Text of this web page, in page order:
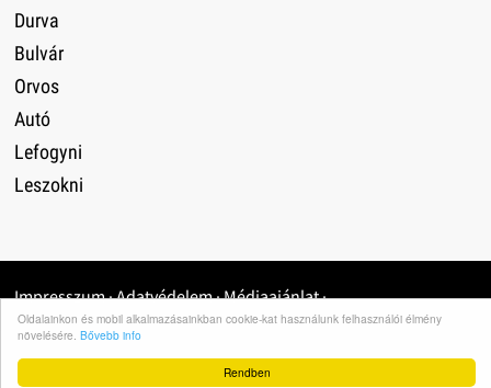
Rendben
Oldalainkon és mobil alkalmazásainkban cookie-kat használunk felhasználói élmény
növelésére. Bővebb info
Durva
Bulvár
Orvos
Autó
Lefogyni
Leszokni
Impresszum·Adatvédelem·Médiaajánlat·